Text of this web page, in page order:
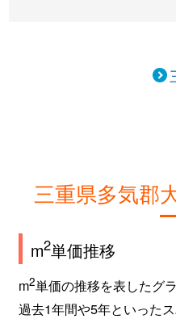
三重県多気郡
m2単価推移
m2単価の推移を表したグラ
過去1年間や5年といった